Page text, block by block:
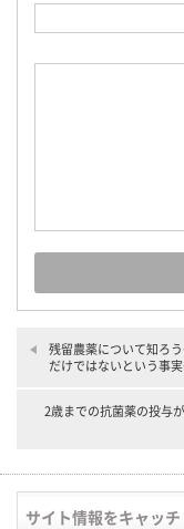
残留農薬について知ろ
だけではないという事
2歳までの抗菌薬の投与
サイト情報をキャッチ